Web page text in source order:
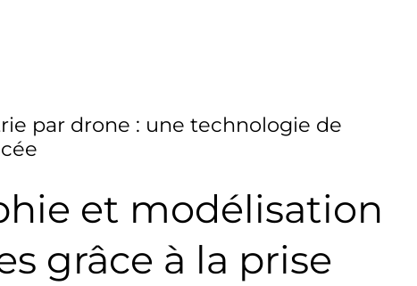
par drone : une technologie de
et modélisation
grâce à la prise